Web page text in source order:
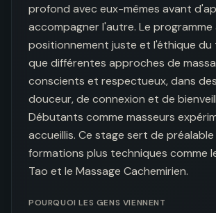
profond avec eux-mêmes avant
accompagner l'autre. Le programme
positionnement juste et l'éthique du
que différentes approches de
conscients et respectueux, dans
douceur, de connexion et de
Débutants comme masseurs
accueillis. Ce stage sert de
formations plus techniques comme
Tao et le Massage Cachemirien.
POURQUOI LES GENS VIENNENT